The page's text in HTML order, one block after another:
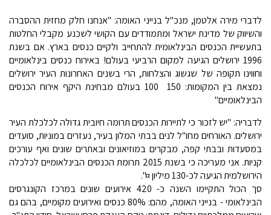
לדברי מירה אלטמן, מנכ"ל בנייני האומה: "אנחנו חלק מחזית ההסברה
והשיווק של מדינת ישראל ומתמודדים עם הקושי לשכנע מקבלי החלטות
בתעשיית הכנסים הבינלאומית להתחייב ולקיים כנסים בארץ. אם בשנת
1996 ירושלים הגיעה למקום הרביעי בעולם! באירוח כנסים בינלאומיים
וחווינו תקופה של שגשוג והצלחות, הרי בשנים האחרונות העיר ירושלים
נמצאת בין המקומות: 150  100 בעולם מבחינת היקף אירוח הכנסים
הבינלאומיים"
לדבריה: "יש לזכור כי לתיירות הכנסים תרומה חיובית גדולה לכלכלת העיר
ירושלים. האורחים מחו"ל לנים בבתי המלון בעיר, נעזרים במוניות, סועדים
במסעדות ובבתי קפה, מבקרים במוזיאונים ובאתרים שונים ואף עורכים
קניות. אני מעריכה כי בשנת 2015 תרומת הכנסים הבינלאומיים לכלכלה
הירושלמית הגיעה לכ-130 מיליון ¤".
סך הכול התקיימו השנה כ- 420 אירועים שונים במרכז הקונגרסים
הבינלאומי - בנייני האומה, מהם: 80% כנסים ואירועים מקומיים, בהם גם